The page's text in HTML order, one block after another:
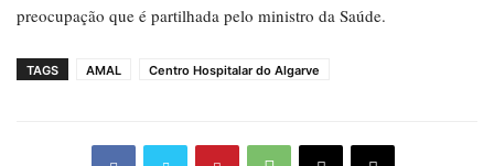
preocupação que é partilhada pelo ministro da Saúde.
TAGS AMAL Centro Hospitalar do Algarve